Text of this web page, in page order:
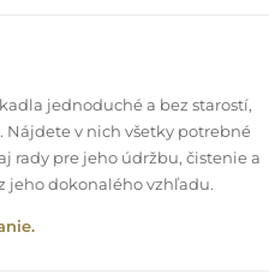
jednoduché a bez starostí,
Nájdete v nich všetky potrebné
rady pre jeho údržbu, čistenie a
jeho dokonalého vzhľadu.